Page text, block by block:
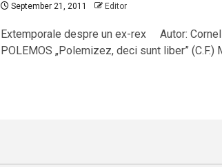
September 21, 2011 Editor
Extemporale despre un ex-rex Autor:
POLEMOS „Polemizez, deci sunt liber” (C.F.)